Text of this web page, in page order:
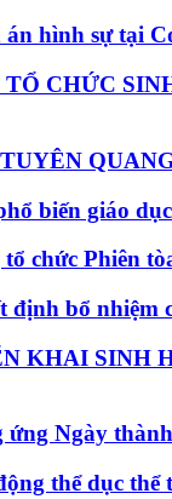
hình sự tại
CHỨC
biến giáo
chức Phiên
bổ nhiệm
KHAI
ứng Ngày
thể dục thể